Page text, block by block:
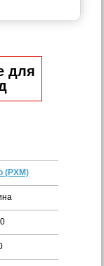
для
(РХМ)